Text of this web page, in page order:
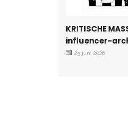
KRITISCHE
influencer-
25 juni 2026